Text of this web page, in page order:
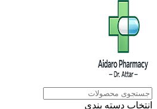
انتخاب دسته بندی